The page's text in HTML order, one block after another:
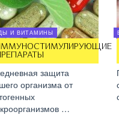
И ВИТАМИНЫ
защита
организма от
…